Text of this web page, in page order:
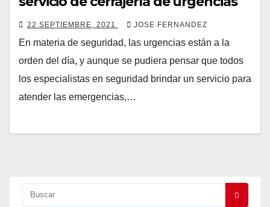
22 SEPTIEMBRE, 2021 JOSE FERNANDEZ
En materia de seguridad, las urgencias están a la
orden del día, y aunque se pudiera pensar que todos
los especialistas en seguridad brindar un servicio para
atender las emergencias,…